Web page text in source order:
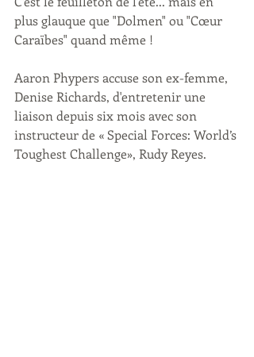
plus glauque que "Dolmen" ou "Cœur
Caraïbes" quand même !
Aaron Phypers accuse son ex-femme,
Denise Richards, d'entretenir une
liaison depuis six mois avec son
instructeur de « Special Forces: World’s
Toughest Challenge», Rudy Reyes.